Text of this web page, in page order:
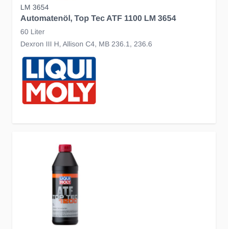
LM 3654
Automatenöl, Top Tec ATF 1100 LM 3654
60 Liter
Dexron III H, Allison C4, MB 236.1, 236.6